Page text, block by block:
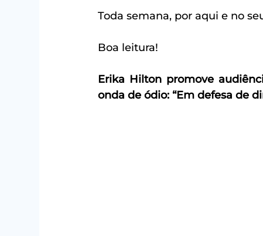
Toda semana, por aqui e no
Boa leitura!
Erika Hilton promove
onda de ódio: “Em defesa de